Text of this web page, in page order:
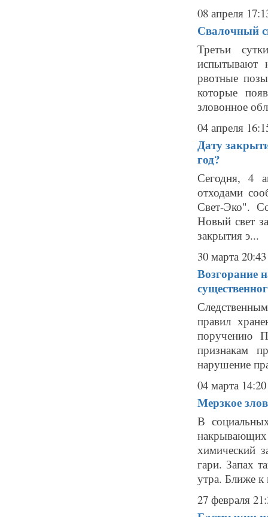
08 апреля
Свалочный
Третьи
испытывают
рвотные
которые
зловонное
04 апреля
Дату
год?
Сегодня, 4
отходами
Свет-Эко".
Новый свет
закрытия э...
30 марта 20:43
Возгорание
правил
поручению
признакам
нарушение
04 марта 14:20
Мерзкое
В
химический
гари. Запах
утра. Ближе
27 февраля